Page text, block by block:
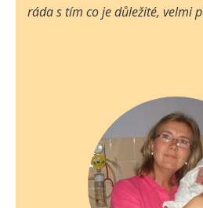
ráda s tím co je důležité, velmi